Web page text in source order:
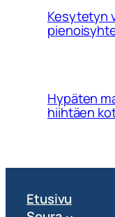
Kesytetyn
Hypäten
hiihtäen
Etusivu